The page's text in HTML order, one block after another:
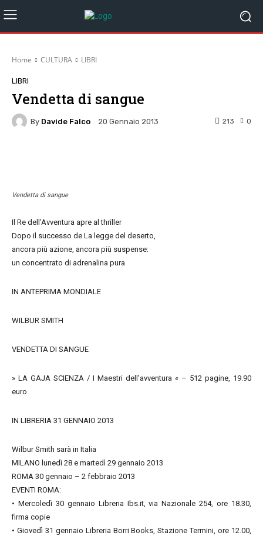
Home CULTURA LIBRI
LIBRI
Vendetta di sangue
By Davide Falco 20 Gennaio 2013 0
213
Vendetta di sangue
Il Re dell’Avventura apre al thriller
Dopo il successo de La legge del deserto,
ancora più azione, ancora più suspense:
un concentrato di adrenalina pura
IN ANTEPRIMA MONDIALE
WILBUR SMITH
VENDETTA DI SANGUE
» LA GAJA SCIENZA / I Maestri dell’avventura « – 512 pagine, 19.90
euro
IN LIBRERIA 31 GENNAIO 2013
Wilbur Smith sarà in Italia
MILANO lunedì 28 e martedì 29 gennaio 2013
ROMA 30 gennaio – 2 febbraio 2013
EVENTI ROMA:
• Mercoledì 30 gennaio Libreria Ibs.it, via Nazionale 254, ore 18.30,
firma copie
• Giovedì 31 gennaio Libreria Borri Books, Stazione Termini, ore 12.00,